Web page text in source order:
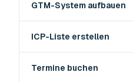
GTM-System aufbauen
ICP-Liste erstellen
Termine buchen